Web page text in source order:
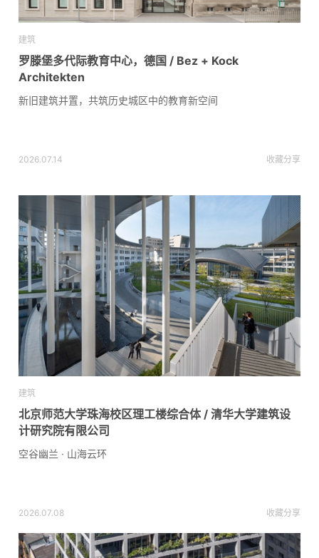
建筑
罗滕堡多代际教育中心，德国 / Bez + Kock
Architekten
新旧建筑并置，共筑历史城区中的教育新空间
2026.07.14 收藏分享
建筑
北京师范大学珠海校区理工楼综合体 / 清华大学建筑设
计研究院有限公司
空谷幽兰 · 山海云环
2026.07.08 收藏分享